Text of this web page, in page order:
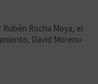
Rocha Moya, el
David Moreno